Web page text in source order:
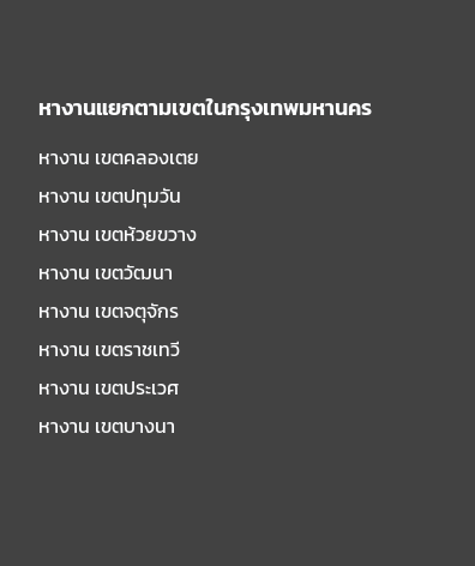
หางานแยกตามเขตในกรุงเทพมหานคร
หางาน เขตคลองเตย
หางาน เขตปทุมวัน
หางาน เขตห้วยขวาง
หางาน เขตวัฒนา
หางาน เขตจตุจักร
หางาน เขตราชเทวี
หางาน เขตประเวศ
หางาน เขตบางนา